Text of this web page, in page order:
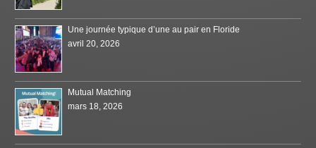
Une journée typique d’une au pair en Floride
avril 20, 2026
Mutual Matching
mars 18, 2026